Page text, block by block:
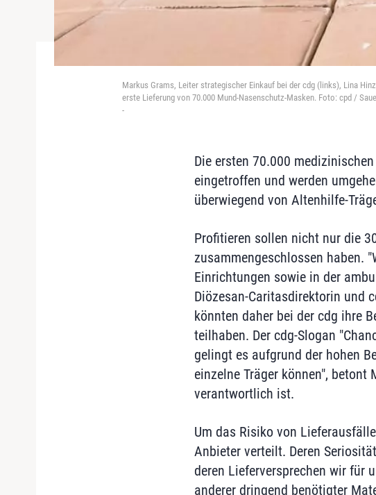
Markus Grams, Leiter strategischer Einkauf bei der cdg (links), Lina
erste Lieferung von 70.000 Mund-Nasenschutz-Masken. Foto: cpd /
-
Die ersten 70.000
eingetroffen und werden
überwiegend von Altenhilfe-
Profitieren sollen nicht nur die
zusammengeschlossen haben.
Einrichtungen sowie in der
Diözesan-Caritasdirektorin und
könnten daher bei der cdg ihre
teilhaben. Der cdg-Slogan
gelingt es aufgrund der hohen
einzelne Träger können",
verantwortlich ist.
Um das Risiko von
Anbieter verteilt. Deren
deren Lieferversprechen wir für
anderer dringend benötigter